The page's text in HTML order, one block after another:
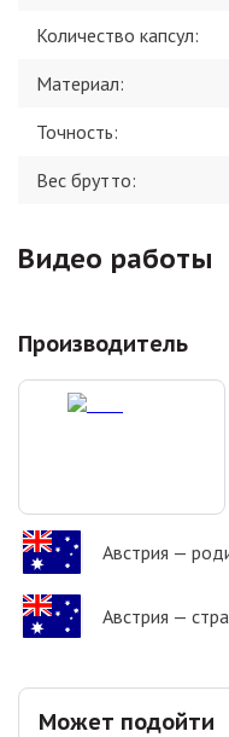
Количество капсул:
Материал:
Точность:
Вес брутто:
Видео работы
Производитель
Австрия —
Австрия —
Может подойти